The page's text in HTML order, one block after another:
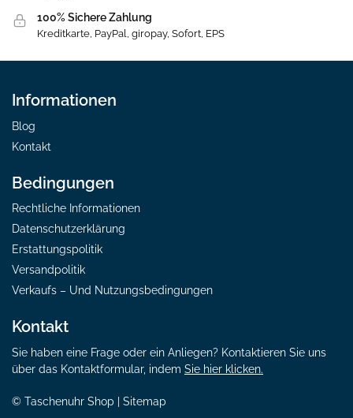
100% Sichere Zahlung
Kreditkarte, PayPal, giropay, Sofort, EPS
Informationen
Blog
Kontakt
Bedingungen
Rechtliche Informationen
Datenschutzerklärung
Erstattungspolitik
Versandpolitik
Verkaufs – Und Nutzungsbedingungen
Kontakt
Sie haben eine Frage oder ein Anliegen? Kontaktieren Sie uns
über das Kontaktformular, indem Sie hier klicken.
© Taschenuhr Shop | Sitemap